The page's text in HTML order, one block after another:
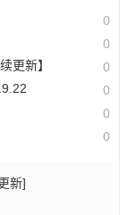
0
0
更新】 0
0
0
0
新]